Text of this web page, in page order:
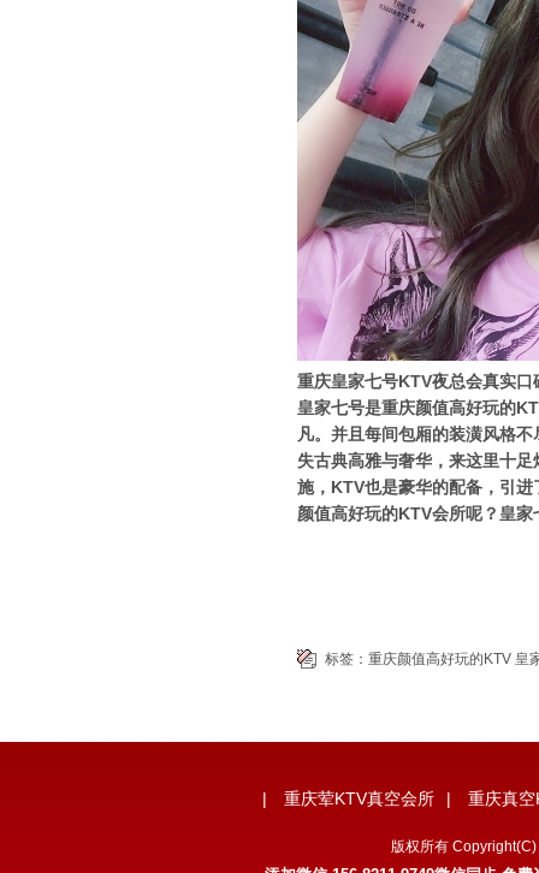
重庆皇家七号KTV夜总会真实口
皇家七号是重庆颜值高好玩的
凡。并且每间包厢的装潢风格
失古典高雅与奢华，来这里十
施，KTV也是豪华的配备，引
颜值高好玩的KTV会所呢？皇
标签： 重庆颜值高好玩的KTV 皇
| 重庆荤KTV真空会所 | 重庆真
版权所有